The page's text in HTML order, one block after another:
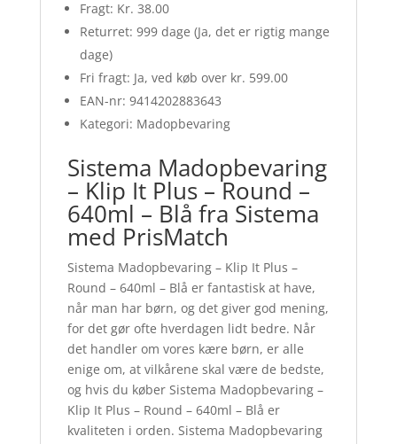
Fragt: Kr. 38.00
Returret: 999 dage (Ja, det er rigtig mange
dage)
Fri fragt: Ja, ved køb over kr. 599.00
EAN-nr: 9414202883643
Kategori: Madopbevaring
Sistema Madopbevaring
– Klip It Plus – Round –
640ml – Blå fra Sistema
med PrisMatch
Sistema Madopbevaring – Klip It Plus –
Round – 640ml – Blå er fantastisk at have,
når man har børn, og det giver god mening,
for det gør ofte hverdagen lidt bedre. Når
det handler om vores kære børn, er alle
enige om, at vilkårene skal være de bedste,
og hvis du køber Sistema Madopbevaring –
Klip It Plus – Round – 640ml – Blå er
kvaliteten i orden. Sistema Madopbevaring